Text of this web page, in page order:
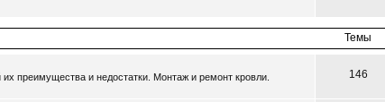
Темы
преимущества и недостатки. Монтаж и ремонт кровли.
146